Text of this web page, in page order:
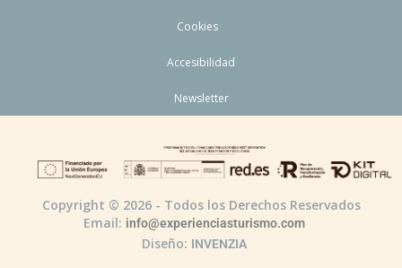
Cookies
Accesibilidad
Newsletter
Copyright © 2026 - Todos los Derechos Reservados
Email: info@experienciasturismo.com
Diseño: INVENZIA